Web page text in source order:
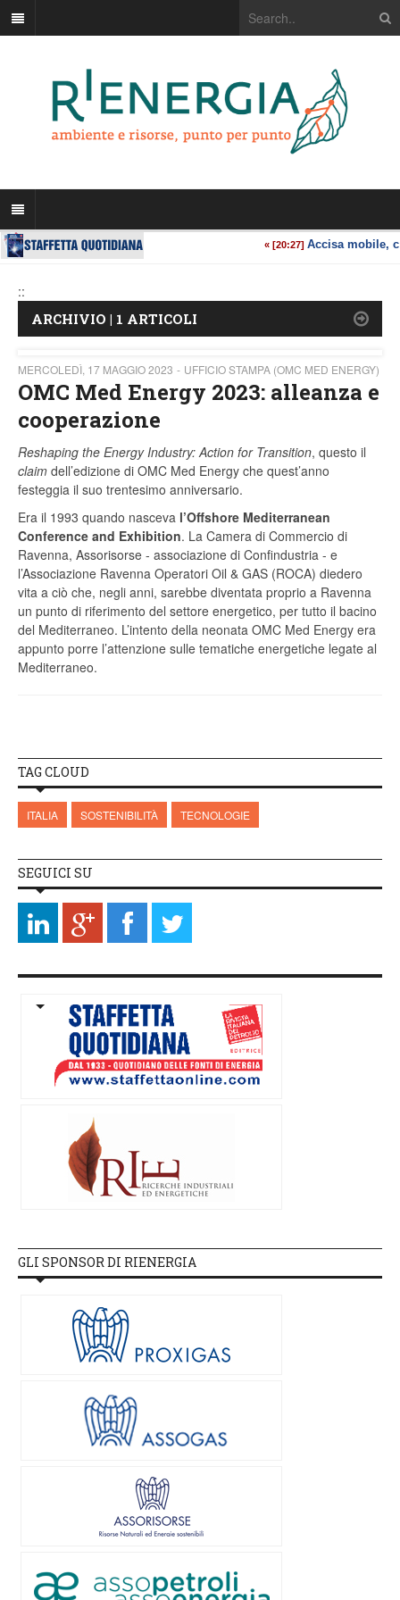
::
ARCHIVIO | 1 ARTICOLI
MERCOLEDÌ, 17 MAGGIO 2023 UFFICIO STAMPA (OMC MED ENERGY)
OMC Med Energy 2023: alleanza e
cooperazione
Reshaping the Energy Industry: Action for Transition, questo il
claim dell’edizione di OMC Med Energy che quest’anno
festeggia il suo trentesimo anniversario.
Era il 1993 quando nasceva l’Offshore Mediterranean
Conference and Exhibition. La Camera di Commercio di
Ravenna, Assorisorse - associazione di Confindustria - e
l’Associazione Ravenna Operatori Oil & GAS (ROCA) diedero
vita a ciò che, negli anni, sarebbe diventata proprio a Ravenna
un punto di riferimento del settore energetico, per tutto il bacino
del Mediterraneo. L’intento della neonata OMC Med Energy era
appunto porre l’attenzione sulle tematiche energetiche legate al
Mediterraneo.
TAG CLOUD
ITALIA SOSTENIBILITÀ TECNOLOGIE
SEGUICI SU
GLI SPONSOR DI RIENERGIA